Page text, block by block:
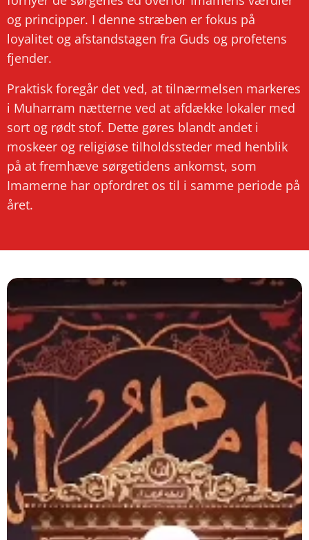
og principper. I denne stræben er fokus på
loyalitet og afstandstagen fra Guds og profetens
fjender.
Praktisk foregår det ved, at tilnærmelsen markeres
i Muharram nætterne ved at afdække lokaler med
sort og rødt stof. Dette gøres blandt andet i
moskeer og religiøse tilholdssteder med henblik
på at fremhæve sørgetidens ankomst, som
Imamerne har opfordret os til i samme periode på
året.​